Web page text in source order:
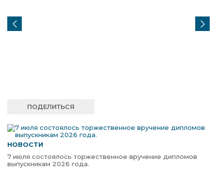
ПОДЕЛИТЬСЯ
НОВОСТИ
7 июля состоялось торжественное вручение дипломов
выпускникам 2026 года.